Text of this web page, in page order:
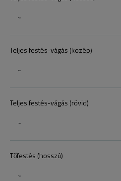
~
Teljes festés-vágás (közép)
~
Teljes festés-vágás (rövid)
~
Tőfestés (hosszú)
~